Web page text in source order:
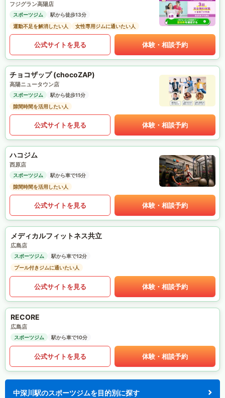
フジグラン高陽店
スポーツジム
駅から徒歩13分
運動不足を解消したい人
女性専用ジムに通いたい人
公式サイトを見る 体験・相談予約
チョコザップ (chocoZAP)
高陽ニュータウン店
スポーツジム
駅から徒歩11分
隙間時間を活用したい人
公式サイトを見る 体験・相談予約
ハコジム
西原店
スポーツジム
駅から車で15分
隙間時間を活用したい人
公式サイトを見る 体験・相談予約
メディカルフィットネス共立
広島店
スポーツジム
駅から車で12分
プール付きジムに通いたい人
公式サイトを見る 体験・相談予約
RECORE
広島店
スポーツジム 駅から車で10分
公式サイトを見る 体験・相談予約
中深川駅のスポーツジムを目的別に探す